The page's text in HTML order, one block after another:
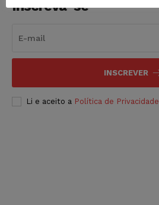
Inscreva-se
INSCREVER
Li e aceito a Política de Privacidade